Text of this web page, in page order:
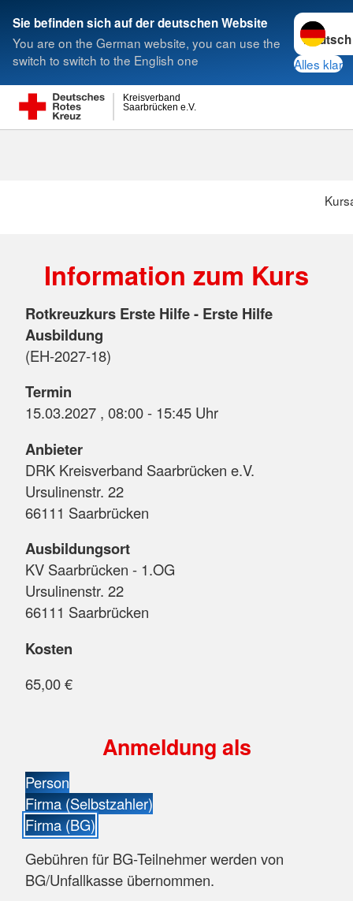
Sie befinden sich auf der deutschen Website
You are on the German website, you can use the
switch to switch to the English one
Sprache
Alles klar
Saarbrücken e.V.
Kreisverband
Suche
Information zum Kurs
Rotkreuzkurs Erste Hilfe - Erste Hilfe
Ausbildung
(EH-2027-18)
Termin
15.03.2027 , 08:00 - 15:45 Uhr
Anbieter
DRK Kreisverband Saarbrücken e.V.
Ursulinenstr. 22
66111 Saarbrücken
Ausbildungsort
KV Saarbrücken - 1.OG
Ursulinenstr. 22
66111 Saarbrücken
Kosten
65,00 €
Anmeldung als
Person
Firma (Selbstzahler)
Firma (BG)
Gebühren für BG-Teilnehmer werden von
BG/Unfallkasse übernommen.